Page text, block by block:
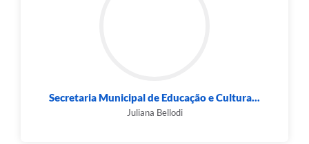
Secretaria Municipal de Educação e Cultura...
Juliana Bellodi